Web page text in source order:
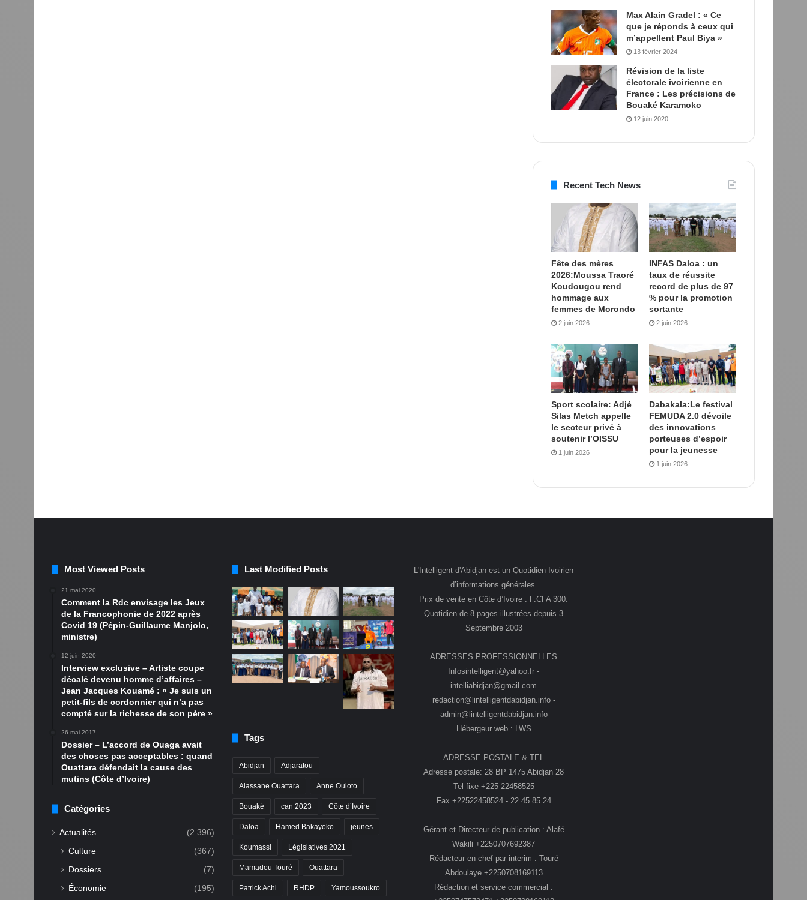
Max Alain Gradel : « Ce
que je réponds à ceux qui
m’appellent Paul Biya »
13 février 2024
Révision de la liste
électorale ivoirienne en
France : Les précisions de
Bouaké Karamoko
12 juin 2020
Recent Tech News
Fête des mères
2026:Moussa Traoré
Koudougou rend
hommage aux
femmes de Morondo
2 juin 2026
INFAS Daloa : un
taux de réussite
record de plus de 97
% pour la promotion
sortante
2 juin 2026
Sport scolaire: Adjé
Silas Metch appelle
le secteur privé à
soutenir l’OISSU
1 juin 2026
Dabakala:Le festival
FEMUDA 2.0 dévoile
des innovations
porteuses d’espoir
pour la jeunesse
1 juin 2026
Most Viewed Posts
21 mai 2020
Comment la Rdc envisage les Jeux
de la Francophonie de 2022 après
Covid 19 (Pépin-Guillaume Manjolo,
ministre)
12 juin 2020
Interview exclusive – Artiste coupe
décalé devenu homme d’affaires –
Jean Jacques Kouamé : « Je suis un
petit-fils de cordonnier qui n’a pas
compté sur la richesse de son père »
26 mai 2017
Dossier – L’accord de Ouaga avait
des choses pas acceptables : quand
Ouattara défendait la cause des
mutins (Côte d’Ivoire)
Catégories
Actualités (2 396)
Culture
(367)
Dossiers
(7)
Économie
(195)
Last Modified Posts
Tags
Abidjan Adjaratou
Alassane Ouattara Anne Ouloto
Bouaké can 2023 Côte d’Ivoire
Daloa Hamed Bakayoko jeunes
Koumassi Législatives 2021
Mamadou Touré Ouattara
Patrick Achi RHDP Yamoussoukro
L'Intelligent d'Abidjan est un Quotidien Ivoirien
d’informations générales.
Prix de vente en Côte d’Ivoire : F.CFA 300.
Quotidien de 8 pages illustrées depuis 3
Septembre 2003
ADRESSES PROFESSIONNELLES
Infosintelligent@yahoo.fr -
intelliabidjan@gmail.com
redaction@lintelligentdabidjan.info -
admin@lintelligentdabidjan.info
Hébergeur web : LWS
ADRESSE POSTALE & TEL
Adresse postale: 28 BP 1475 Abidjan 28
Tel fixe +225 22458525
Fax +22522458524 - 22 45 85 24
Gérant et Directeur de publication : Alafé
Wakili +2250707692387
Rédacteur en chef par interim : Touré
Abdoulaye +2250708169113
Rédaction et service commercial :